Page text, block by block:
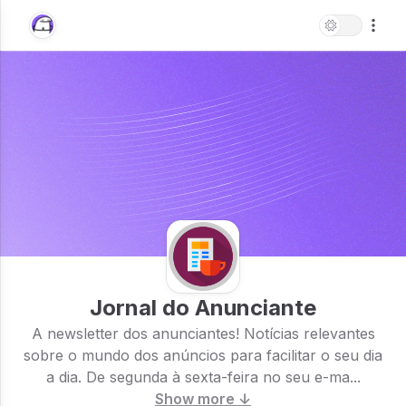
Jornal do Anunciante
A newsletter dos anunciantes! Notícias relevantes
sobre o mundo dos anúncios para facilitar o seu dia
a dia. De segunda à sexta-feira no seu e-ma...
Show more ↓